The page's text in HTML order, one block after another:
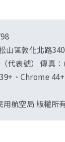
山區敦化北路
代表號） 傳真
、Chrome
航空局 版權所